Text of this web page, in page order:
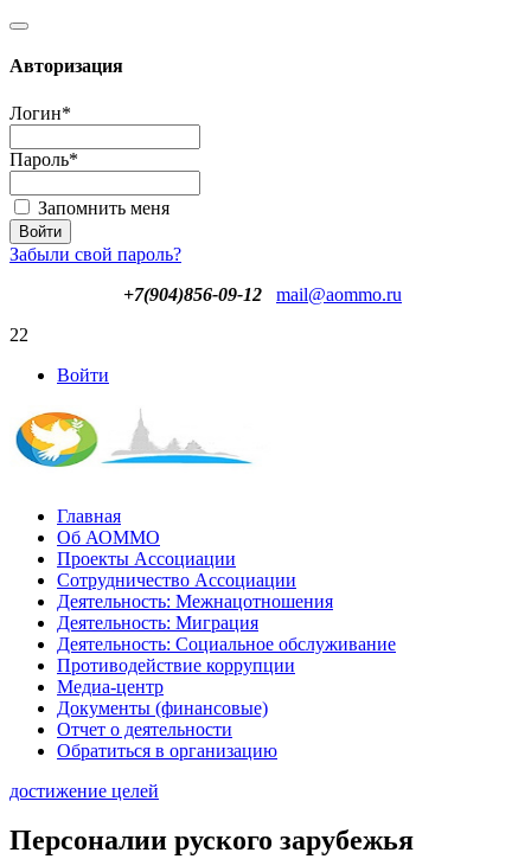
Авторизация
Логин*
Пароль*
Запомнить меня
Забыли свой пароль?
+7(904)856-09-12
mail@aommo.ru
22
Войти
Главная
Об АОММО
Проекты Ассоциации
Сотрудничество Ассоциации
Деятельность: Межнацотношения
Деятельность: Миграция
Деятельность: Социальное обслуживание
Противодействие коррупции
Медиа-центр
Документы (финансовые)
Отчет о деятельности
Обратиться в организацию
достижение целей
Персоналии руского зарубежья